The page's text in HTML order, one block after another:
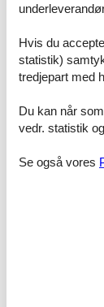
© The Style Outlets
Vicolungo The
minutters kørsel
(Lago Maggiore
Hvis du
statistik)
tredjepart med
Du kan når
vedr. statistik
Se også vores